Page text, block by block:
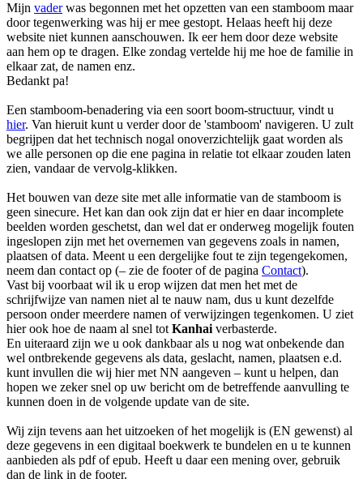
Mijn vaderwas begonnen met het opzetten van een stamboom maar
door tegenwerking was hij er mee gestopt. Helaas heeft hij deze
website niet kunnen aanschouwen. Ik eer hem door deze website
aan hem op te dragen. Elke zondag vertelde hij me hoe de familie in
elkaar zat, de namen enz.
Bedankt pa!
Een stamboom-benadering via een soort boom-structuur, vindt u
hier. Van hieruit kunt u verder door de 'stamboom' navigeren. U zult
begrijpen dat het technisch nogal onoverzichtelijk gaat worden als
we alle personen op die ene pagina in relatie tot elkaar zouden laten
zien, vandaar de vervolg-klikken.
Het bouwen van deze site met alle informatie van de stamboom is
geen sinecure. Het kan dan ook zijn dat er hier en daar incomplete
beelden worden geschetst, dan wel dat er onderweg mogelijk fouten
ingeslopen zijn met het overnemen van gegevens zoals in namen,
plaatsen of data. Meent u een dergelijke fout te zijn tegengekomen,
neem dan contact op (– zie de footer of de pagina Contact).
Vast bij voorbaat wil ik u erop wijzen dat men het met de
schrijfwijze van namen niet al te nauw nam, dus u kunt dezelfde
persoon onder meerdere namen of verwijzingen tegenkomen. U ziet
hier ook hoe de naam al snel tot Kanhai verbasterde.
En uiteraard zijn we u ook dankbaar als u nog wat onbekende dan
wel ontbrekende gegevens als data, geslacht, namen, plaatsen e.d.
kunt invullen die wij hier met NN aangeven – kunt u helpen, dan
hopen we zeker snel op uw bericht om de betreffende aanvulling te
kunnen doen in de volgende update van de site.
Wij zijn tevens aan het uitzoeken of het mogelijk is (EN gewenst) al
deze gegevens in een digitaal boekwerk te bundelen en u te kunnen
aanbieden als pdf of epub. Heeft u daar een mening over, gebruik
dan de link in de footer.